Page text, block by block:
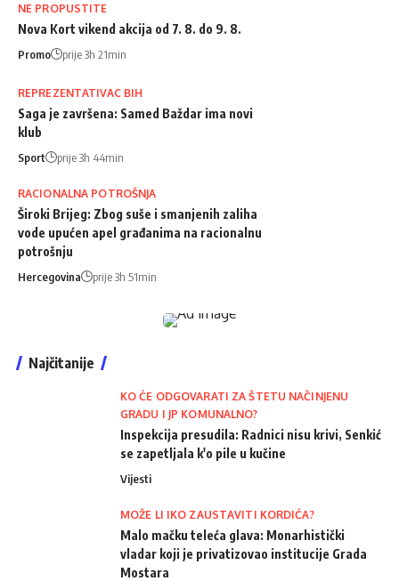
NE PROPUSTITE
Nova Kort vikend akcija od 7. 8. do 9. 8.
Promo prije 3h 21min
REPREZENTATIVAC BIH
Saga je završena: Samed Baždar ima novi
klub
Sport prije 3h 44min
RACIONALNA POTROŠNJA
Široki Brijeg: Zbog suše i smanjenih zaliha
vode upućen apel građanima na racionalnu
potrošnju
Hercegovina prije 3h 51min
Najčitanije
KO ĆE ODGOVARATI ZA ŠTETU NAČINJENU
GRADU I JP KOMUNALNO?
Inspekcija presudila: Radnici nisu krivi, Senkić
se zapetljala k'o pile u kučine
Vijesti
MOŽE LI IKO ZAUSTAVITI KORDIĆA?
Malo mačku teleća glava: Monarhistički
vladar koji je privatizovao institucije Grada
Mostara